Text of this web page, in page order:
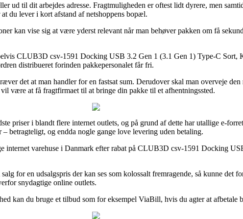
ud til dit arbejdes adresse. Fragtmuligheden er oftest lidt dyrere, men
du lever i kort afstand af netshoppens bopæl.
kan vise sig at være yderst relevant når man behøver pakken om få
CLUB3D csv-1591 Docking USB 3.2 Gen 1 (3.1 Gen 1) Type-C
distribueret forinden pakkepersonalet får fri.
det at man handler for en fastsat sum. Derudover skal man overveje den
være at få fragtfirmaet til at bringe din pakke til et afhentningssted.
priser i blandt flere internet outlets, og på grund af dette har utallige e-
betragteligt, og endda nogle gange love levering uden betaling.
varehuse i Danmark efter rabat på CLUB3D csv-1591 Docking
for en udsalgspris der kan ses som kolossalt fremragende, så kunne det
snydagtige online outlets.
kan du bruge et tilbud som for eksempel ViaBill, hvis du agter at afbetale